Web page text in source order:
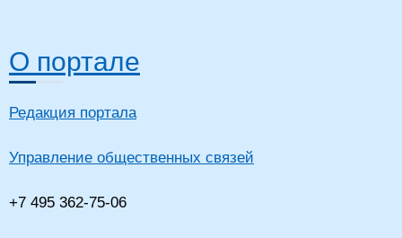
О портале
Редакция портала
Управление общественных связей
+7 495 362-75-06